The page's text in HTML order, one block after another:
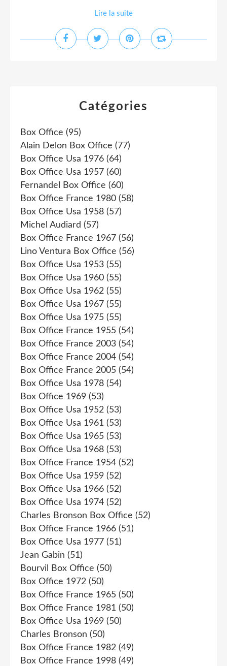
Lire la suite
Catégories
Box Office (95)
Alain Delon Box Office (77)
Box Office Usa 1976 (64)
Box Office Usa 1957 (60)
Fernandel Box Office (60)
Box Office France 1980 (58)
Box Office Usa 1958 (57)
Michel Audiard (57)
Box Office France 1967 (56)
Lino Ventura Box Office (56)
Box Office Usa 1953 (55)
Box Office Usa 1960 (55)
Box Office Usa 1962 (55)
Box Office Usa 1967 (55)
Box Office Usa 1975 (55)
Box Office France 1955 (54)
Box Office France 2003 (54)
Box Office France 2004 (54)
Box Office France 2005 (54)
Box Office Usa 1978 (54)
Box Office 1969 (53)
Box Office Usa 1952 (53)
Box Office Usa 1961 (53)
Box Office Usa 1965 (53)
Box Office Usa 1968 (53)
Box Office France 1954 (52)
Box Office Usa 1959 (52)
Box Office Usa 1966 (52)
Box Office Usa 1974 (52)
Charles Bronson Box Office (52)
Box Office France 1966 (51)
Box Office Usa 1977 (51)
Jean Gabin (51)
Bourvil Box Office (50)
Box Office 1972 (50)
Box Office France 1965 (50)
Box Office France 1981 (50)
Box Office Usa 1969 (50)
Charles Bronson (50)
Box Office France 1982 (49)
Box Office France 1998 (49)